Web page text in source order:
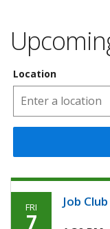
Location
Friday,
FRI
7
Job Club